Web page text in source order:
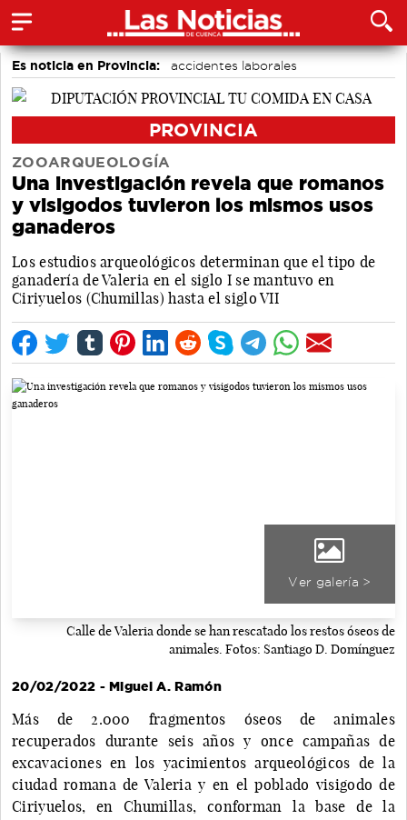
Es noticia en Provincia:
accidentes laborales
Medio Ambiente
PROVINCIA
ZOOARQUEOLOGÍA
Una investigación revela que romanos
y visigodos tuvieron los mismos usos
ganaderos
Los estudios arqueológicos determinan que el tipo de
ganadería de Valeria en el siglo I se mantuvo en
Ciriyuelos (Chumillas) hasta el siglo VII
Ver galería >
Calle de Valeria donde se han rescatado los restos óseos de
animales. Fotos: Santiago D. Domínguez
20/02/2022 - Miguel A. Ramón
Más de 2.000 fragmentos óseos de animales
recuperados durante seis años y once campañas de
excavaciones en los yacimientos arqueológicos de la
ciudad romana de Valeria y en el poblado visigodo de
Ciriyuelos, en Chumillas, conforman la base de la